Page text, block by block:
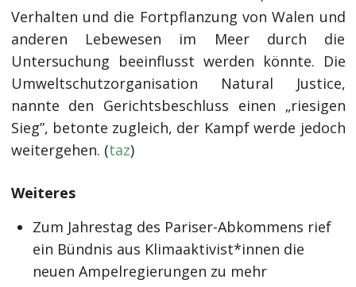
Verhalten und die Fortpflanzung von Walen und
anderen Lebewesen im Meer durch die
Untersuchung beeinflusst werden könnte. Die
Umweltschutzorganisation Natural Justice,
nannte den Gerichtsbeschluss einen „riesigen
Sieg”, betonte zugleich, der Kampf werde jedoch
weitergehen. (taz)
Weiteres
Zum Jahrestag des Pariser-Abkommens rief
ein Bündnis aus Klimaaktivist*innen die
neuen Ampelregierungen zu mehr